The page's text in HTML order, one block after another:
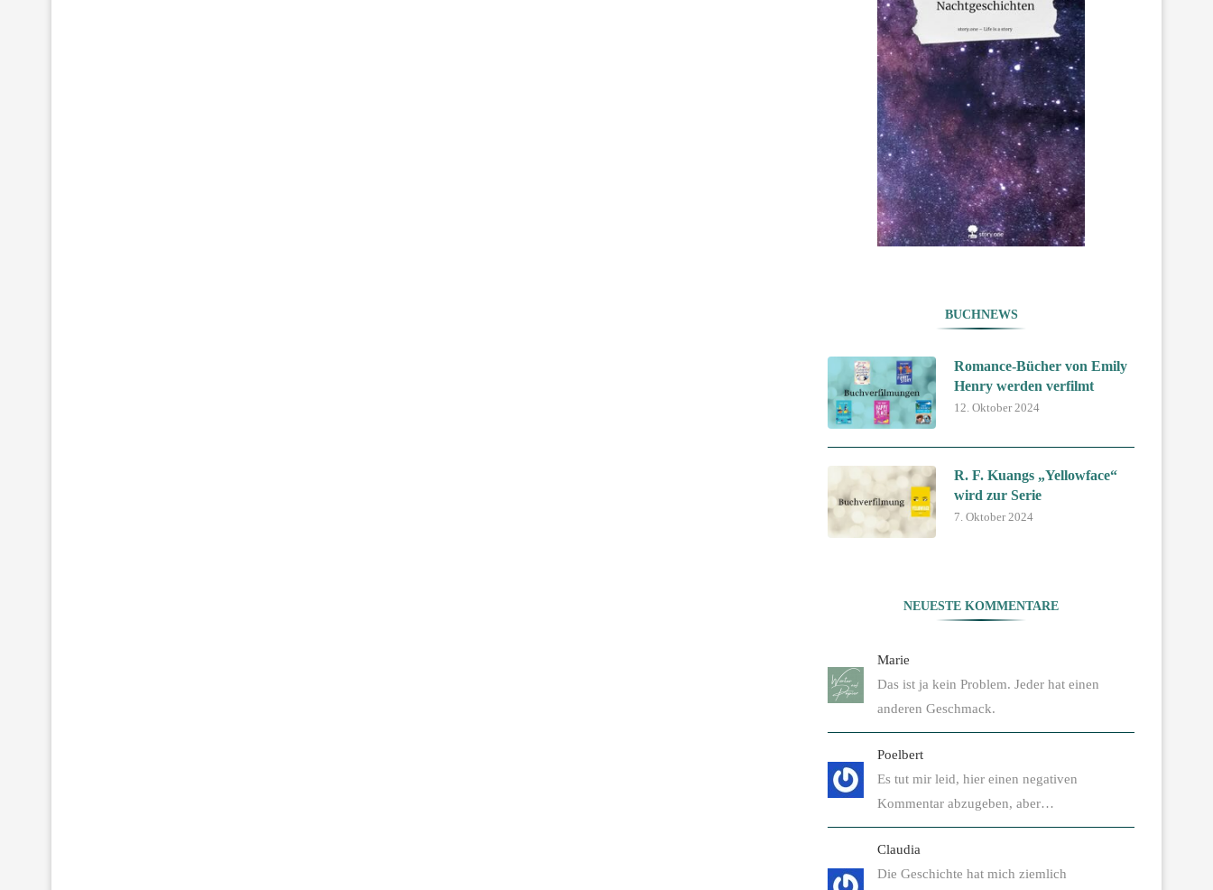
BUCHNEWS
Romance-Bücher von Emily
Henry werden verfilmt
12. Oktober 2024
R. F. Kuangs „Yellowface“
wird zur Serie
7. Oktober 2024
NEUESTE KOMMENTARE
Marie
Das ist ja kein Problem. Jeder hat einen
anderen Geschmack.
Poelbert
Es tut mir leid, hier einen negativen
Kommentar abzugeben, aber…
Claudia
Die Geschichte hat mich ziemlich